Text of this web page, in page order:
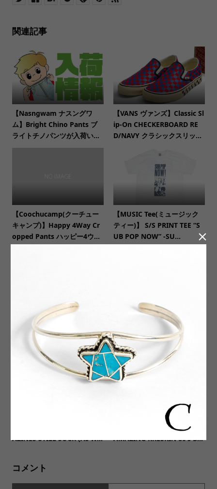
関連記事
【Nasngwam ナスングワ
ム】Bright Chino Pants ブ
ライトチノパンツが入荷い...
【VANS ヴァンズ】Classic Sl
ip-On CHECKERBOARD RE
D/NAVY クラシックスリッ...
【Coochucamp(クーチュー
キャンプ)】Happy 4Way Cr
opped Pants ハッピー4ウ...
【MUSIC Tee(ミュージック
ティー)】 S/S PRINT TEE “S
UB POP NOW” -SU...
【ORDINARY FITS オーディ
ナリーフィッツ】DELI COAT
デリコート
【LODMEX(ロッドメック
ス)】Silver950 Bangle3種類
入荷いたしました。
AZINES STILL SUCK (As W...
【USA Made DEADSTOCK
アメリカ製デッドストック】
AMAZING KRESKIN 80’s D...
コメント
